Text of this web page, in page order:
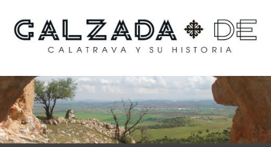
Calzada de Calatrava y
su historia